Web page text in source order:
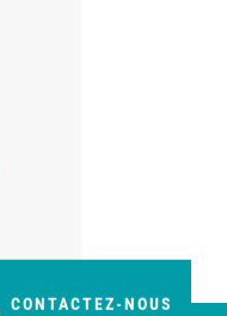
CONTACTEZ-NOUS